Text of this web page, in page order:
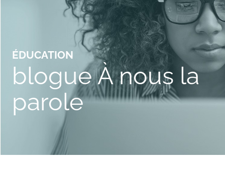
ÉDUCATION
blogue À nous la
parole